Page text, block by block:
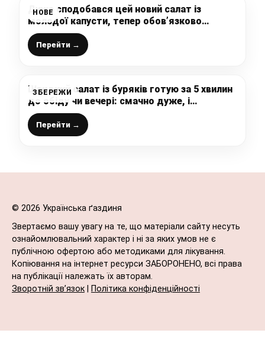
НОВЕ
Дуже сподобався цей новий салат із
молодої капусти, тепер обов’язково
будемо частіше його готувати
Перейти →
ЗБЕРЕЖИ
Швидкий салат із буряків готую за 5 хвилин
до обіду чи вечері: смачно дуже, і
готується простіше ніж вінегрет,
спробуйте обов’язково – не пошкодуєте
Перейти →
© 2026 Українська ґаздиня
Звертаємо вашу увагу на те, що матеріали сайту несуть
ознайомлювальний характер і ні за яких умов не є
публічною офертою або методиками для лікування.
Копіювання на інтернет ресурси ЗАБОРОНЕНО, всі права
на публікації належать їх авторам.
Зворотній зв’язок
Політика конфіденційності